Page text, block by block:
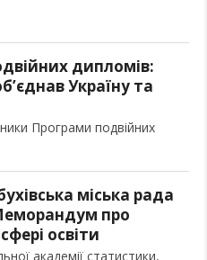
дипломів:
Україну та
Програми подвійних
міська рада
про
освіти
академії статистики,